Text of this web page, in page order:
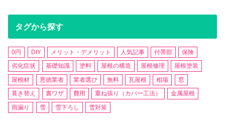
タグから探す
0円 DIY メリット・デメリット 人気記事 付帯部
保険
劣化症状
基礎知識 塗料 屋根の構造 屋根修理
屋根塗装
屋根材
悪徳業者 業者選び 無料 瓦屋根 相場
窓
葺き替え
裏ワザ 費用 重ね張り（カバー工法）
金属屋根
雨漏り
雪 雪下ろし 雪対策